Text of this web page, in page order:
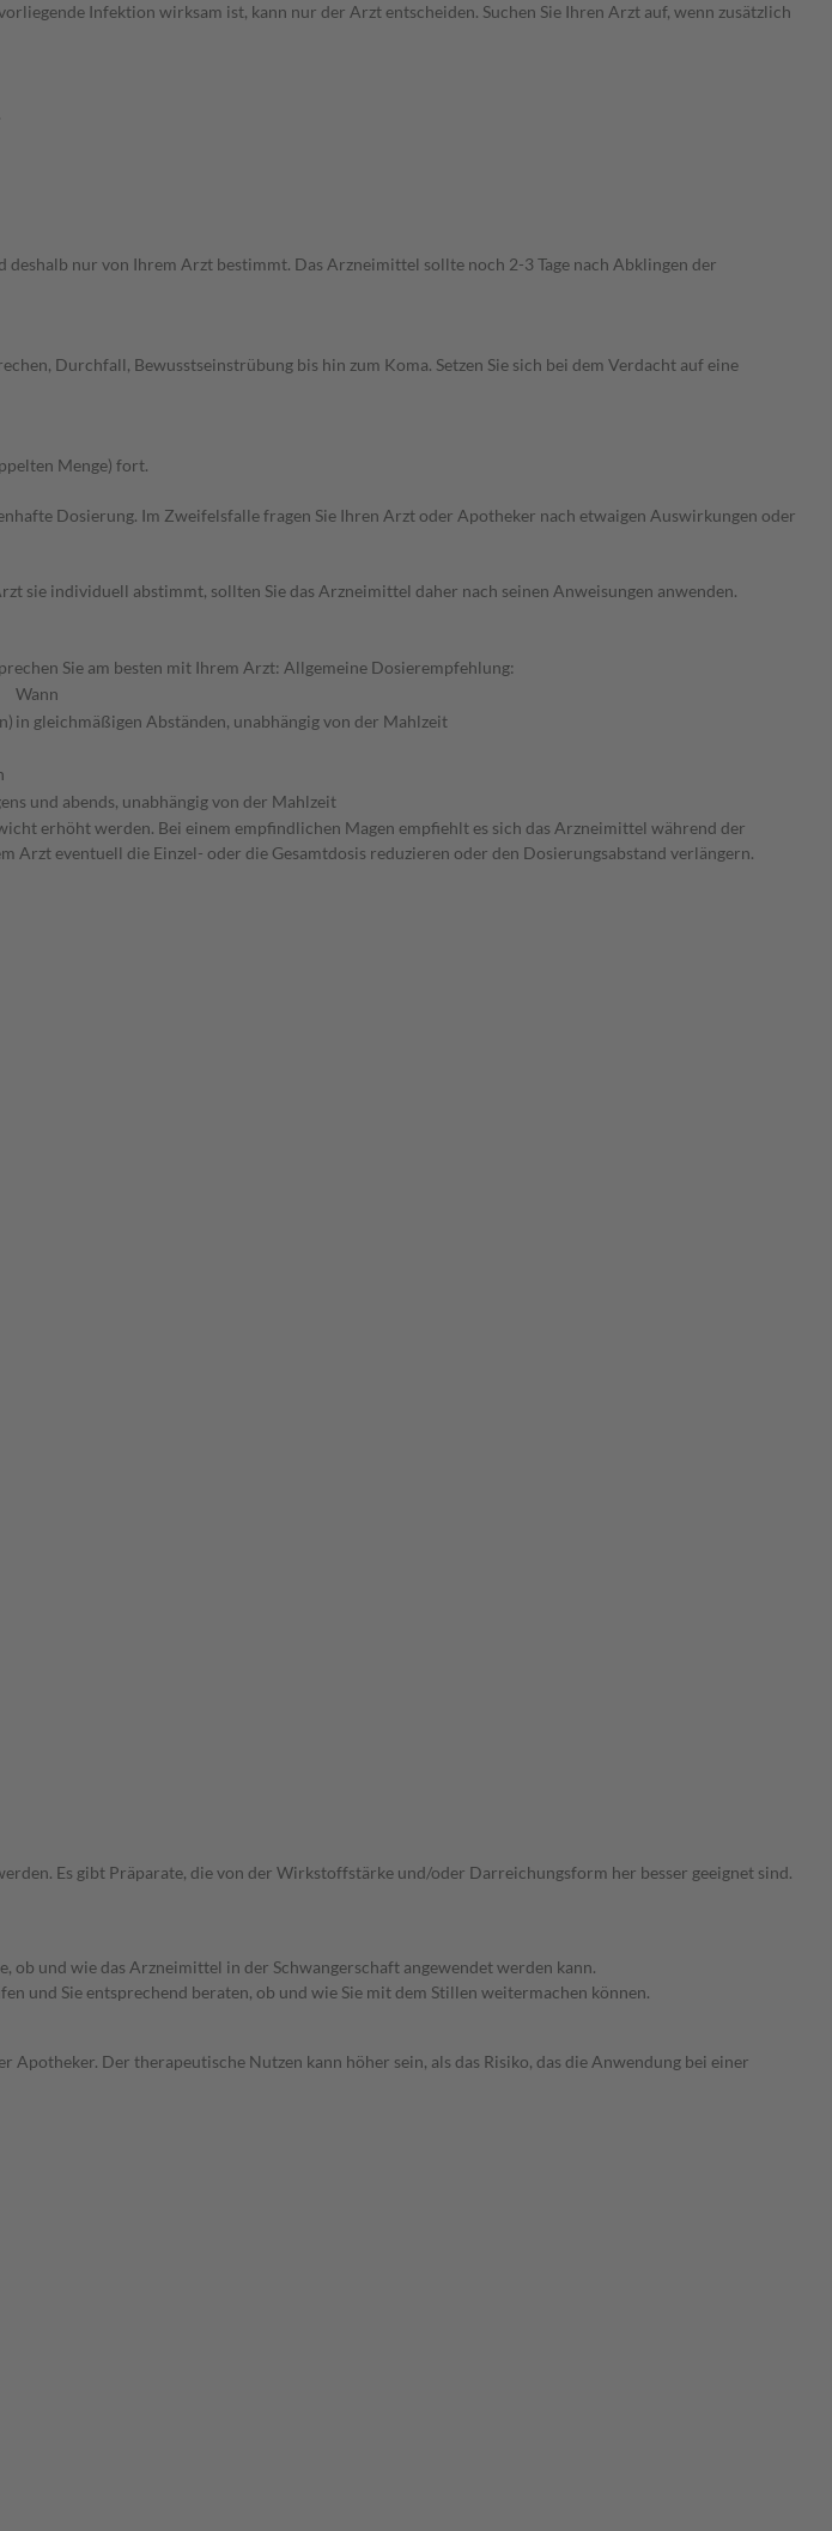
Infektion wirksam ist, kann nur der Arzt entscheiden. Suchen Sie Ihren Arzt auf, wenn zusätzlich
nur von Ihrem Arzt bestimmt. Das Arzneimittel sollte noch 2-3 Tage nach Abklingen der
Durchfall, Bewusstseinstrübung bis hin zum Koma. Setzen Sie sich bei dem Verdacht auf eine
Menge) fort.
Dosierung. Im Zweifelsfalle fragen Sie Ihren Arzt oder Apotheker nach etwaigen Auswirkungen oder
sie individuell abstimmt, sollten Sie das Arzneimittel daher nach seinen Anweisungen anwenden.
Sie am besten mit Ihrem Arzt: Allgemeine Dosierempfehlung:
Wann
in gleichmäßigen Abständen, unabhängig von der Mahlzeit
und abends, unabhängig von der Mahlzeit
erhöht werden. Bei einem empfindlichen Magen empfiehlt es sich das Arzneimittel während der
eventuell die Einzel- oder die Gesamtdosis reduzieren oder den Dosierungsabstand verlängern.
Es gibt Präparate, die von der Wirkstoffstärke und/oder Darreichungsform her besser geeignet sind.
ob und wie das Arzneimittel in der Schwangerschaft angewendet werden kann.
und Sie entsprechend beraten, ob und wie Sie mit dem Stillen weitermachen können.
Der therapeutische Nutzen kann höher sein, als das Risiko, das die Anwendung bei einer